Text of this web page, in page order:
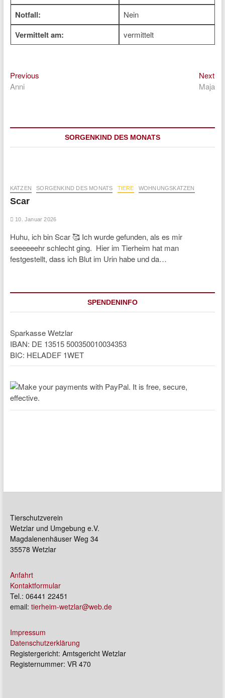
Notfall: Nein
Vermittelt am: vermittelt
Beitragsnavigation
PreviousPrevious
Anni
Next
Maja
SORGENKIND DES MONATS
KATZEN SORGENKIND DES MONATS TIERE WOHNUNGSKATZEN
Scar
10. Januar 2026
Huhu, ich bin Scar 🥰 Ich wurde gefunden, als es mir
seeeeeehr schlecht ging. Hier im Tierheim hat man
festgestellt, dass ich Blut im Urin habe und da…
SPENDENINFO
Sparkasse Wetzlar
IBAN: DE 13515 500350010034353
BIC: HELADEF 1WET
Tierschutzverein
Wetzlar und Umgebung e.V.
Magdalenenhäuser Weg 34
35578 Wetzlar
Anfahrt
Kontaktformular
Tel.: 06441 22451
email: tierheim-wetzlar@web.de
Impressum
Datenschutzerklärung
Registergericht: Amtsgericht Wetzlar
Registernummer: VR 470